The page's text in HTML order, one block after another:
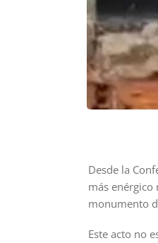
Desde la
más enérgico
monumento
Este acto no